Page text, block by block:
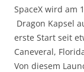
SpaceX wird am
Dragon Kapsel
erste Start seit
Caneveral,
Von diesem